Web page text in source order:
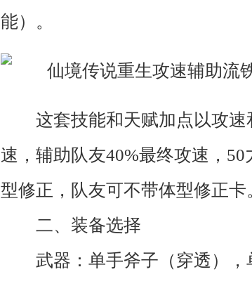
能）。
这套技能和天赋加点以攻
速，辅助队友40%最终攻速，
型修正，队友可不带体型修正卡
二、装备选择
武器：单手斧子（穿透），